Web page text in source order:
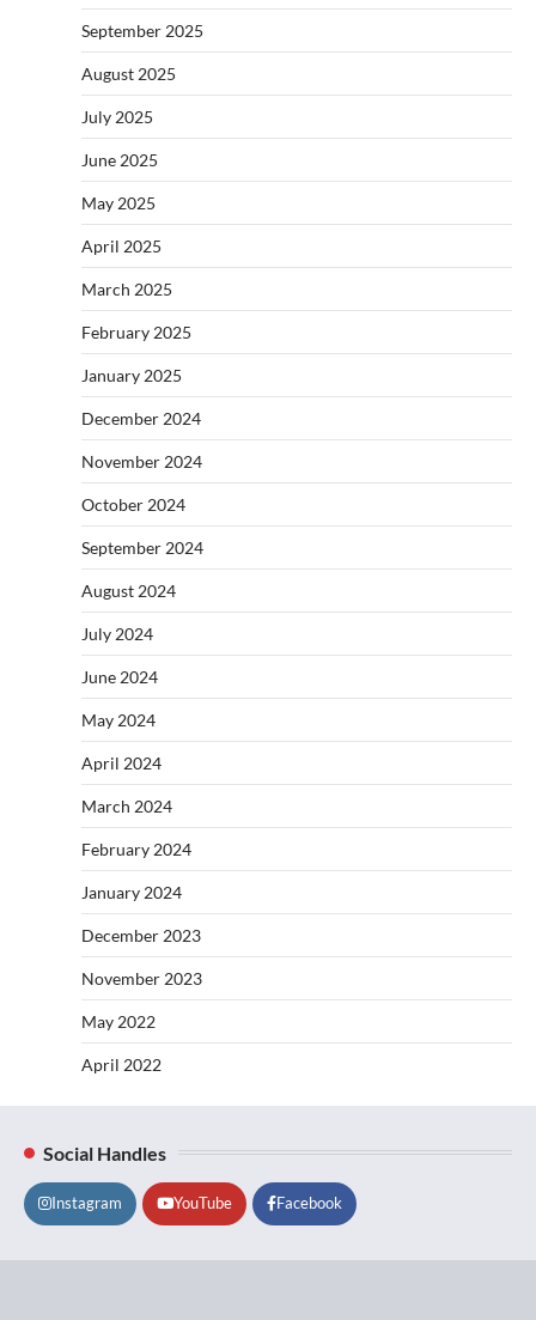
September 2025
August 2025
July 2025
June 2025
May 2025
April 2025
March 2025
February 2025
January 2025
December 2024
November 2024
October 2024
September 2024
August 2024
July 2024
June 2024
May 2024
April 2024
March 2024
February 2024
January 2024
December 2023
November 2023
May 2022
April 2022
Social Handles
Instagram YouTube Facebook